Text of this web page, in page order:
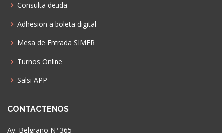
Consulta deuda
Adhesion a boleta digital
Mesa de Entrada SIMER
Turnos Online
Salsi APP
CONTACTENOS
Av. Belgrano Nº 365